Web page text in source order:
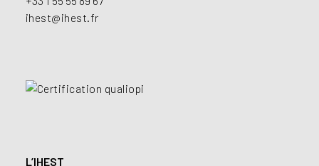
ihest@ihest.fr
L’IHEST